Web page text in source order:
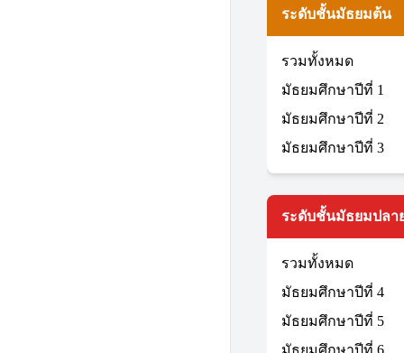
ระดับชั้นมัธยมต้น
รวมทั้งหมด
มัธยมศึกษาปีที่ 1
มัธยมศึกษาปีที่ 2
มัธยมศึกษาปีที่ 3
ระดับชั้นมัธยมปลา
รวมทั้งหมด
มัธยมศึกษาปีที่ 4
มัธยมศึกษาปีที่ 5
มัธยมศึกษาปีที่ 6